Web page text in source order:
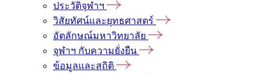
ประวัติจุฬาฯ
วิสัยทัศน์และยุทธศาสตร์
อัตลักษณ์มหาวิทยาลัย
จุฬาฯ กับความยั่งยืน
ข้อมูลและสถิติ